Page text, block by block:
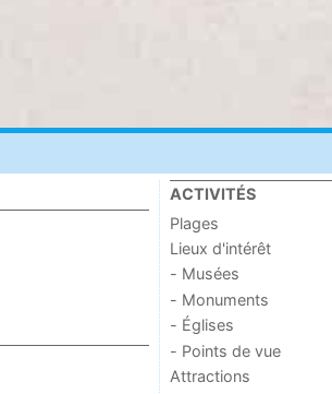
ACTIVITÉS
Plages
Lieux d'intérêt
- Musées
- Monuments
- Églises
- Points de vue
Attractions